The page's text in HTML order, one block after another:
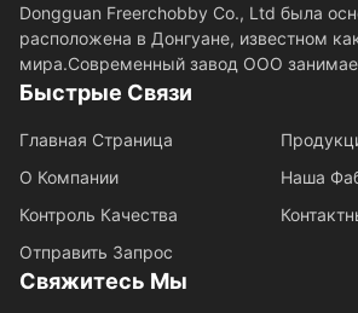
Dongguan Freerchobby Co., Ltd была
расположена в Донгуане, известном
мира.Современный завод ООО
Быстрые Связи
Главная Страница
О Компании
Наша
Контроль Качества
Отправить Запрос
Свяжитесь Мы